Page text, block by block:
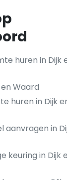
huren in Dijk
Waard
huren in Dijk
aanvragen in
keuring in Dijk